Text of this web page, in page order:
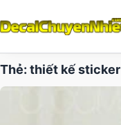
Thẻ: thiết kế sticker